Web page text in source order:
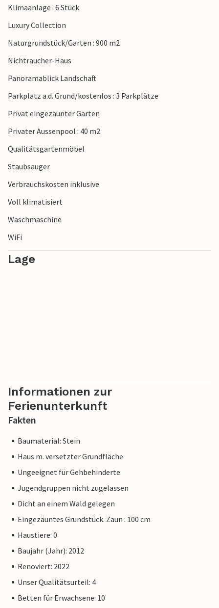
Basilika aus dem 6. Jahrhundert. Für aktive Urlauber gibt es
am Meer zahlreiche Wassersportmöglichkeiten, aber auch
auch nur an den Kiesstränden entspannen und beim
Meeresrauschen die Seele baumeln lassen!
Klimaanlage : 6 Stück
Luxury Collection
Naturgrundstück/Garten : 900 m2
Nichtraucher-Haus
Panoramablick Landschaft
Parkplatz a.d. Grund/kostenlos : 3 Parkplätze
Privat eingezäunter Garten
Privater Aussenpool : 40 m2
Qualitätsgartenmöbel
Staubsauger
Verbrauchskosten inklusive
Voll klimatisiert
Waschmaschine
WiFi
Lage
Informationen zur
Ferienunterkunft
Fakten
Baumaterial: Stein
Haus m. versetzter Grundfläche
Ungeeignet für Gehbehinderte
Jugendgruppen nicht zugelassen
Dicht an einem Wald gelegen
Eingezäuntes Grundstück. Zaun : 100 cm
Haustiere: 0
Baujahr (Jahr): 2012
Renoviert: 2022
Unser Qualitätsurteil: 4
Betten für Erwachsene: 10